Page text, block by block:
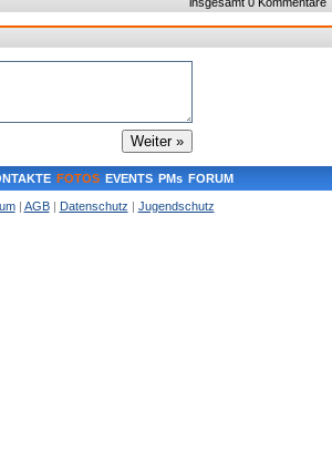
FOTOS EVENTS PMs FORUM
| AGB| Datenschutz | Jugendschutz